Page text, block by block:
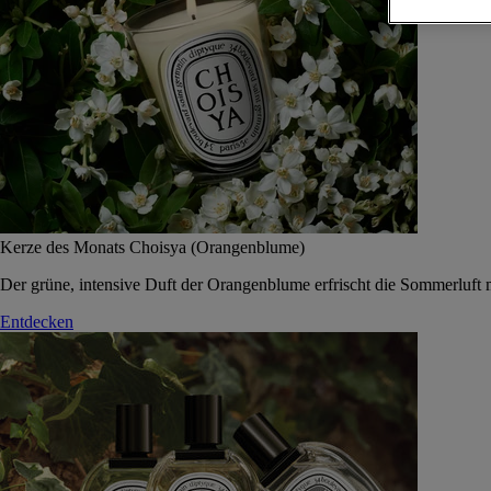
Kerze des Monats Choisya (Orangenblume)
Der grüne, intensive Duft der Orangenblume erfrischt die Sommerluft
Entdecken